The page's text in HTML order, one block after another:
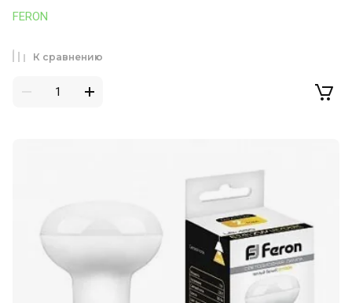
FERON
К сравнению